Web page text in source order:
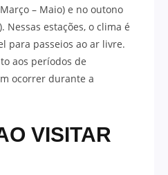
– Maio) e no outono
Nessas estações, o clima é
para passeios ao ar livre.
aos períodos de
ocorrer durante a
VISITAR